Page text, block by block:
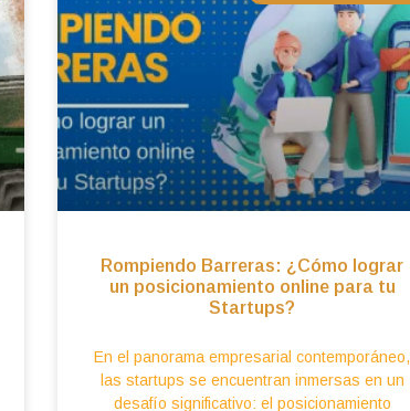
Rompiendo Barreras: ¿Cómo lograr
un posicionamiento online para tu
Startups?
En el panorama empresarial contemporáneo,
las startups se encuentran inmersas en un
desafío significativo: el posicionamiento